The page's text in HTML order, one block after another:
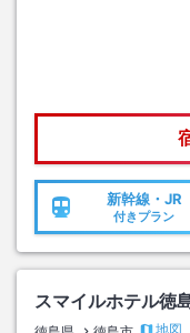
新幹線・JR
付きプラン
スマイルホテル徳
地図